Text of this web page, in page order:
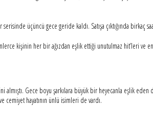
üçüncü gece geride kaldı. Satışa çıktığında
kişinin her bir ağızdan eşlik ettiği unutulmaz hit’leri ve
Gece boyu şarkılara büyük bir heyecanla eşlik
cemiyet hayatının ünlü isimleri de vardı.